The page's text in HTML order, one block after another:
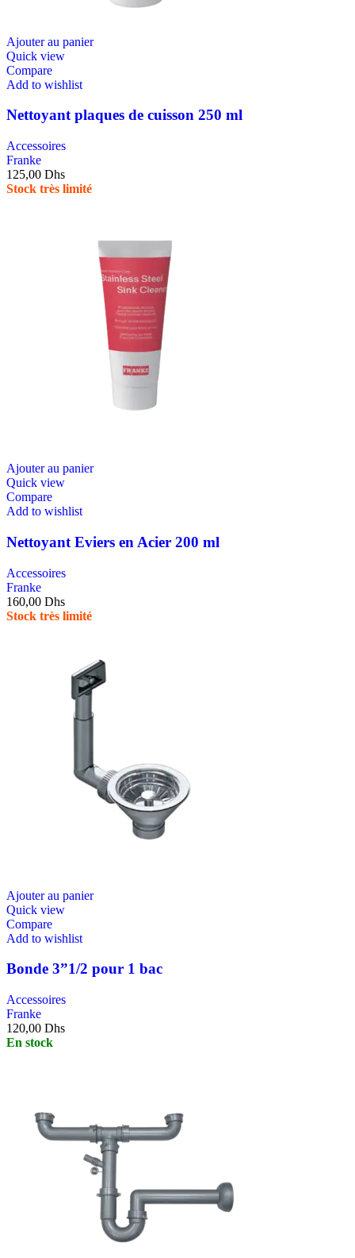
Ajouter au panier
Quick view
Compare
Add to wishlist
Nettoyant plaques de cuisson 250 ml
Accessoires
Franke
125,00 Dhs
Stock très limité
Ajouter au panier
Quick view
Compare
Add to wishlist
Nettoyant Eviers en Acier 200 ml
Accessoires
Franke
160,00 Dhs
Stock très limité
Ajouter au panier
Quick view
Compare
Add to wishlist
Bonde 3”1/2 pour 1 bac
Accessoires
Franke
120,00 Dhs
En stock